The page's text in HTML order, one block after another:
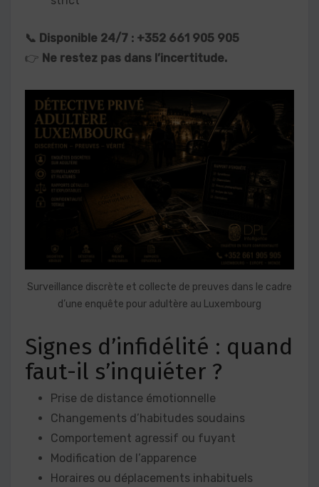
📞 Disponible 24/7 : +352 661 905 905
👉 Ne restez pas dans l’incertitude.
Surveillance discrète et collecte de preuves dans le cadre
d’une enquête pour adultère au Luxembourg
Signes d’infidélité : quand
faut-il s’inquiéter ?
Prise de distance émotionnelle
Changements d’habitudes soudains
Comportement agressif ou fuyant
Modification de l’apparence
Horaires ou déplacements inhabituels